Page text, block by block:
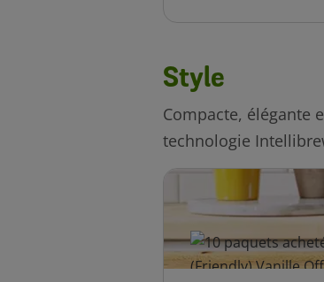
Style
Compacte, élégante
technologie